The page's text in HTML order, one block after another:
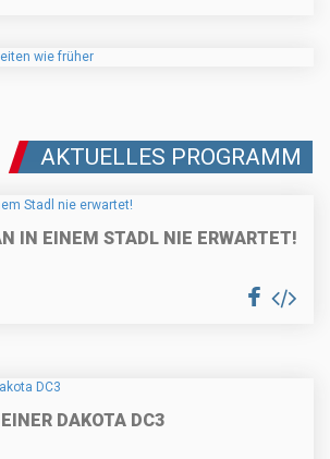
AKTUELLES PROGRAMM
IN EINEM STADL NIE ERWARTET!
DAKOTA DC3